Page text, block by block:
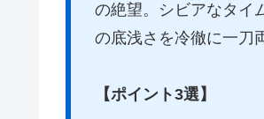
の絶望。シビアなタイ
の底浅さを冷徹に一刀
【ポイント3選】